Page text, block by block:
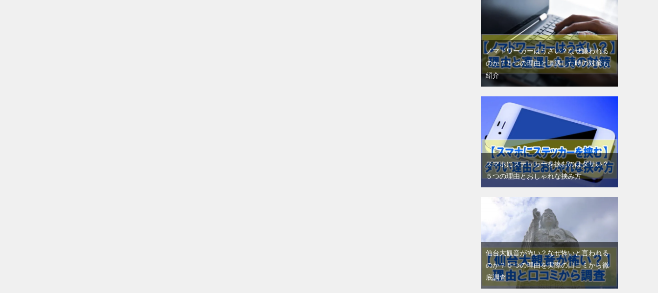
ノマドワーカーはうざい？なぜ嫌われる
のか？５つの理由と遭遇した時の対策も
紹介
スマホにステッカーを挟むのはダサい？
５つの理由とおしゃれな挟み方
仙台大観音が怖い？なぜ怖いと言われる
のか？５つの理由を実際の口コミから徹
底調査